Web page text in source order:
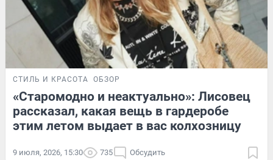
СТИЛЬ И КРАСОТА ОБЗОР
«Старомодно и неактуально»: Лисовец
рассказал, какая вещь в гардеробе
этим летом выдает в вас колхозницу
9 июля, 2026, 15:30 735 Обсудить